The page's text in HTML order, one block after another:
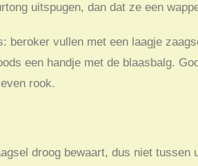
uitspugen, dan dat ze een
beroker vullen met een laagje
een handje met de blaasbalg.
rook.
droog bewaart, dus niet